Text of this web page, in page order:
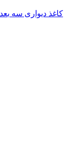
کاغذ دیواری سه